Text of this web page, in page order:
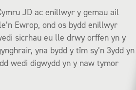
JD ac enillwyr y gemau ail
Ewrop, ond os bydd enillwyr
sicrhau eu lle drwy orffen yn y
yna bydd y tîm sy’n 3ydd yn
wedi digwydd yn y naw tymor